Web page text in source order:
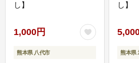
し】
1,000円
熊本県 八代市
し】
熊本県